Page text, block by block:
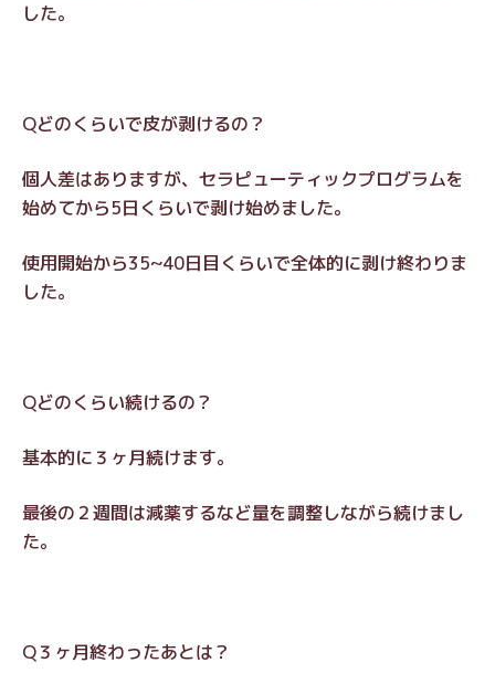
した。
Qどのくらいで皮が剥けるの？
個人差はありますが、セラピューティックプログラムを
始めてから5日くらいで剥け始めました。
使用開始から35~40日目くらいで全体的に剥け終わりま
した。
Qどのくらい続けるの？
基本的に３ヶ月続けます。
最後の２週間は減薬するなど量を調整しながら続けまし
た。
Q３ヶ月終わったあとは？